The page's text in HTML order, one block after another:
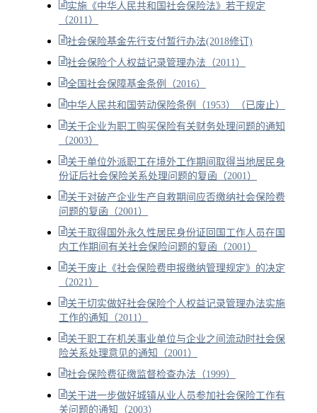
实施《中华人民共和国社会保险法》若干规定
（2011）
社会保险基金先行支付暂行办法(2018修订)
社会保险个人权益记录管理办法（2011）
全国社会保障基金条例（2016）
中华人民共和国劳动保险条例（1953）（已废止）
关于企业为职工购买保险有关财务处理问题的通知
（2003）
关于单位外派职工在境外工作期间取得当地居民身
份证后社会保险关系处理问题的复函（2001）
关于对破产企业生产自救期间应否缴纳社会保险费
问题的复函（2001）
关于取得国外永久性居民身份证回国工作人员在国
内工作期间有关社会保险问题的复函（2001）
关于废止《社会保险费申报缴纳管理规定》的决定
（2021）
关于切实做好社会保险个人权益记录管理办法实施
工作的通知（2011）
关于职工在机关事业单位与企业之间流动时社会保
险关系处理意见的通知（2001）
社会保险费征缴监督检查办法（1999）
关于进一步做好城镇从业人员参加社会保险工作有
关问题的通知（2003）